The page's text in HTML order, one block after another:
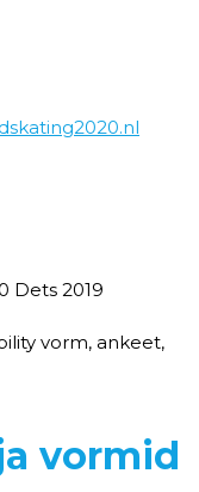
Dets 2019
vorm, ankeet,
vormid